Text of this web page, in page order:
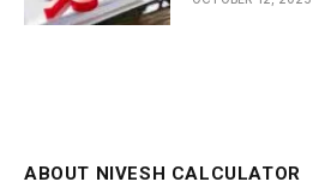
ABOUT NIVESH CALCULATOR